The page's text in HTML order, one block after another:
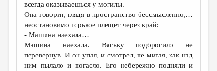
всегда оказываешься у могилы.
Она говорит, глядя в пространство бессмысленно,…
неостановимо горькое плещет через край:
- Машина наехала…
Машина наехала. Ваську подбросило не
перевернув. И он упал, и смотрел, не мигая, как над
ним пылало и погасло. Его небережно подняли и